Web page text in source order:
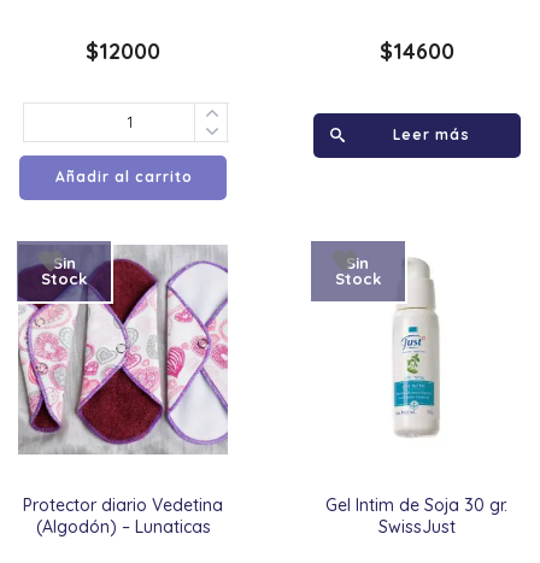
$12000
Añadir al carrito
$14600
Leer más
Protector diario Vedetina
(Algodón) – Lunaticas
Sin
Stock
Gel Intim de Soja 30 gr.
SwissJust
Sin
Stock